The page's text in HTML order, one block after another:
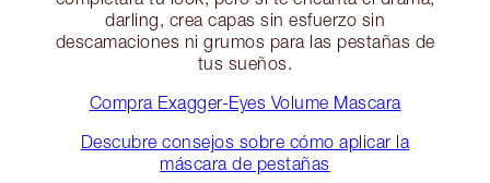
darling, crea capas sin esfuerzo sin
descamaciones ni grumos para las pestañas de
tus sueños.
Compra Exagger-Eyes Volume Mascara
Descubre consejos sobre cómo aplicar la
máscara de pestañas